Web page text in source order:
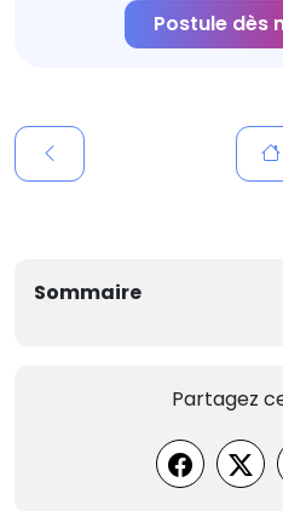
Postule dès
Sommaire
Partagez